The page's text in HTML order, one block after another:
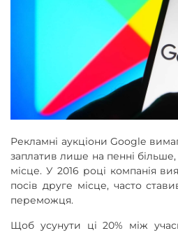
Рекламні аукціони Google
заплатив лише на пенні більше,
місце. У 2016 році компанія
посів друге місце, часто
переможця.
Щоб усунути ці 20% між